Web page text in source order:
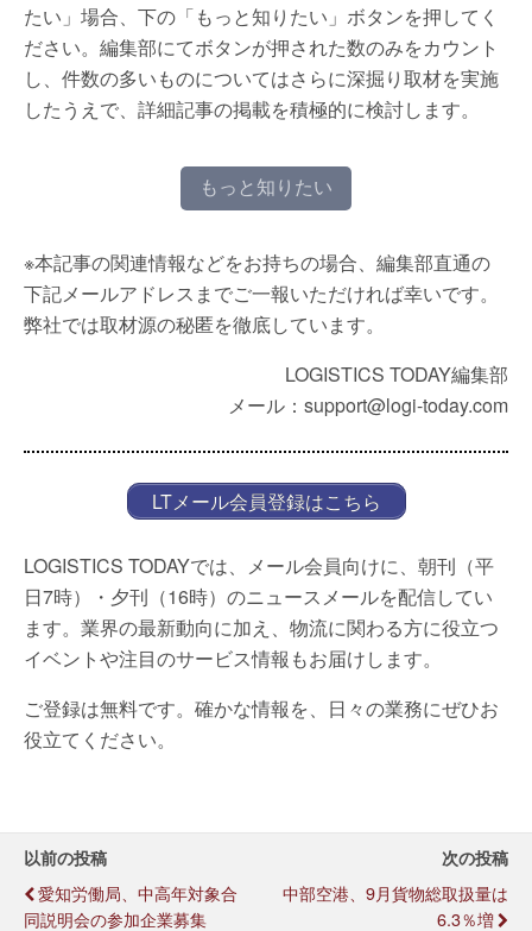
たい」場合、下の「もっと知りたい」ボタンを押してく
ださい。編集部にてボタンが押された数のみをカウント
し、件数の多いものについてはさらに深掘り取材を実施
したうえで、詳細記事の掲載を積極的に検討します。
もっと知りたい
※本記事の関連情報などをお持ちの場合、編集部直通の
下記メールアドレスまでご一報いただければ幸いです。
弊社では取材源の秘匿を徹底しています。
LOGISTICS TODAY編集部
メール：support@logi-today.com
LTメール会員登録はこちら
LOGISTICS TODAYでは、メール会員向けに、朝刊（平
日7時）・夕刊（16時）のニュースメールを配信してい
ます。業界の最新動向に加え、物流に関わる方に役立つ
イベントや注目のサービス情報もお届けします。
ご登録は無料です。確かな情報を、日々の業務にぜひお
役立てください。
以前の投稿
愛知労働局、中高年対象合
同説明会の参加企業募集
次の投稿
中部空港、9月貨物総取扱量は
6.3％増